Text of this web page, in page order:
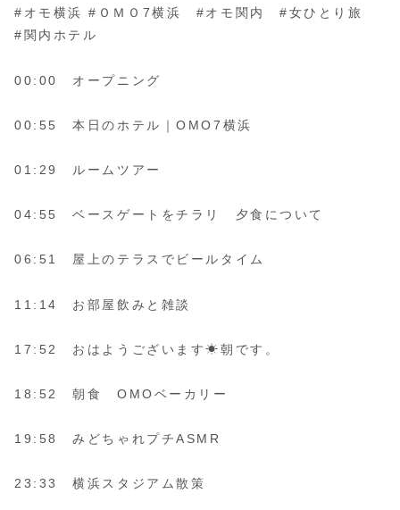
#オモ横浜 #ＯＭＯ7横浜 #オモ関内 #女ひとり旅
#関内ホテル
00:00 オープニング
00:55 本日のホテル｜OMO7横浜
01:29 ルームツアー
04:55 ベースゲートをチラリ 夕食について
06:51 屋上のテラスでビールタイム
11:14 お部屋飲みと雑談
17:52 おはようございます☀朝です。
18:52 朝食 OMOベーカリー
19:58 みどちゃれプチASMR
23:33 横浜スタジアム散策